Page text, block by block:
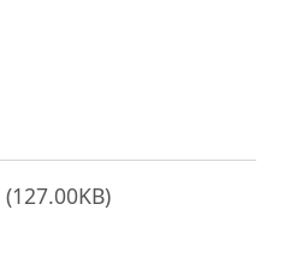
(127.00KB)